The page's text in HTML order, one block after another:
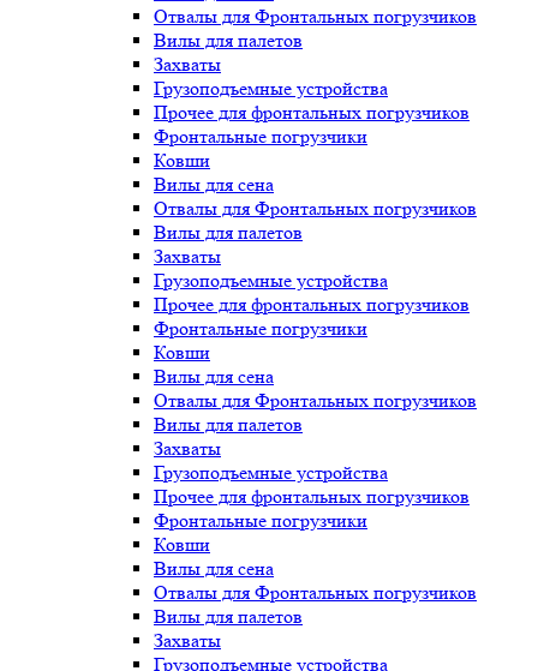
Отвалы для Фронтальных погрузчиков
Вилы для палетов
Захваты
Грузоподъемные устройства
Прочее для фронтальных погрузчиков
Фронтальные погрузчики
Ковши
Вилы для сена
Отвалы для Фронтальных погрузчиков
Вилы для палетов
Захваты
Грузоподъемные устройства
Прочее для фронтальных погрузчиков
Фронтальные погрузчики
Ковши
Вилы для сена
Отвалы для Фронтальных погрузчиков
Вилы для палетов
Захваты
Грузоподъемные устройства
Прочее для фронтальных погрузчиков
Фронтальные погрузчики
Ковши
Вилы для сена
Отвалы для Фронтальных погрузчиков
Вилы для палетов
Захваты
Грузоподъемные устройства